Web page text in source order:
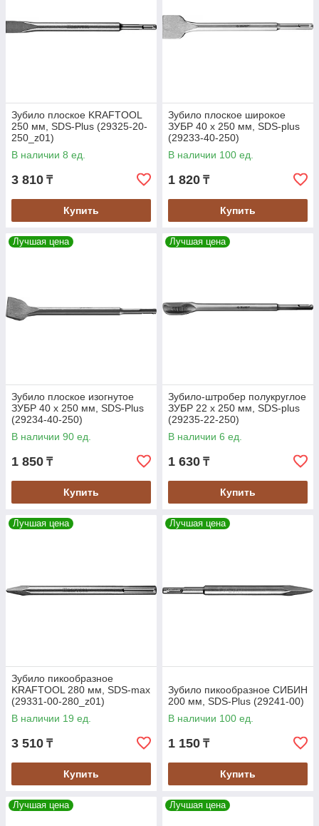
Зубило плоское KRAFTOOL
250 мм, SDS-Plus (29325-20-
250_z01)
В наличии 8 ед.
3 810 ₸
Купить
Зубило плоское широкое
ЗУБР 40 x 250 мм, SDS-plus
(29233-40-250)
В наличии 100 ед.
1 820 ₸
Купить
Лучшая цена
Зубило плоское изогнутое
ЗУБР 40 x 250 мм, SDS-Plus
(29234-40-250)
В наличии 90 ед.
1 850 ₸
Купить
Лучшая цена
Зубило-штробер полукруглое
ЗУБР 22 x 250 мм, SDS-plus
(29235-22-250)
В наличии 6 ед.
1 630 ₸
Купить
Лучшая цена
Зубило пикообразное
KRAFTOOL 280 мм, SDS-max
(29331-00-280_z01)
В наличии 19 ед.
3 510 ₸
Купить
Лучшая цена
Зубило пикообразное СИБИН
200 мм, SDS-Plus (29241-00)
В наличии 100 ед.
1 150 ₸
Купить
Лучшая цена Лучшая цена